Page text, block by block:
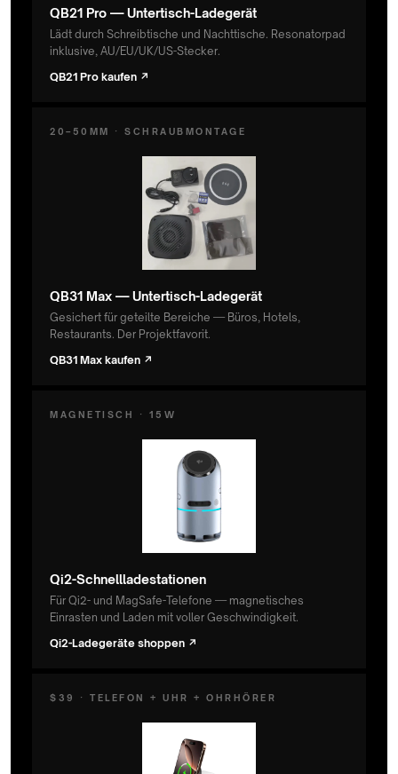
QB21 Pro — Untertisch-Ladegerät
Lädt durch Schreibtische und Nachttische. Resonatorpad
inklusive, AU/EU/UK/US-Stecker.
QB21 Pro kaufen ↗
20–50MM · SCHRAUBMONTAGE
QB31 Max — Untertisch-Ladegerät
Gesichert für geteilte Bereiche — Büros, Hotels,
Restaurants. Der Projektfavorit.
QB31 Max kaufen ↗
MAGNETISCH · 15W
Qi2-Schnellladestationen
Für Qi2- und MagSafe-Telefone — magnetisches
Einrasten und Laden mit voller Geschwindigkeit.
Qi2-Ladegeräte shoppen ↗
$39 · TELEFON + UHR + OHRHÖRER